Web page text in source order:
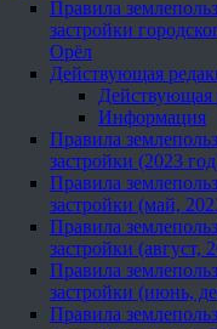
Правила
застройки
Орёл
Действующая
Действующая
Информация
Правила
застройки (2023
Правила
застройки (май,
Правила
застройки (август,
Правила
застройки (июнь,
Правила